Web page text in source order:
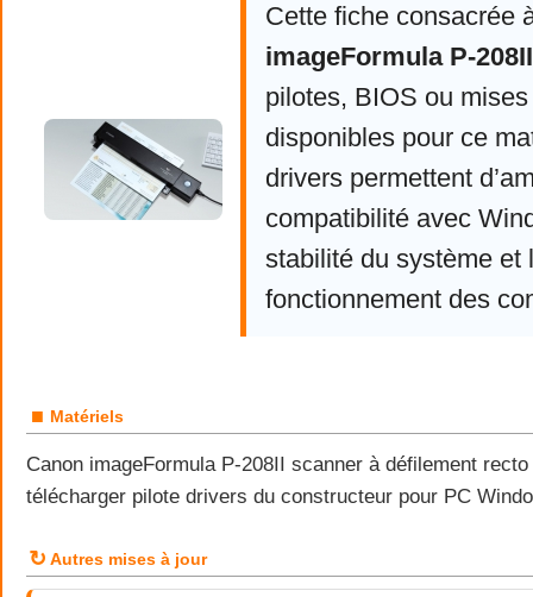
Cette fiche consacrée
imageFormula P-208II
pilotes, BIOS ou
disponibles pour ce
drivers permettent
compatibilité avec
stabilité du système et
fonctionnement des
■ Matériels
Canon imageFormula P-208II scanner à défilement
télécharger pilote drivers du constructeur pour PC
↻ Autres mises à jour